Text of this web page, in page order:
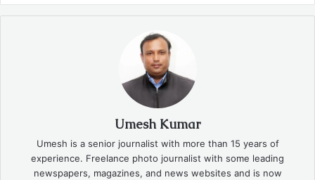
Umesh Kumar
Umesh is a senior journalist with more than 15 years of
experience. Freelance photo journalist with some leading
newspapers, magazines, and news websites and is now